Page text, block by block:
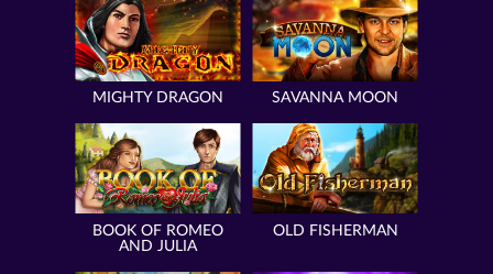
MIGHTY DRAGON SAVANNA MOON
BOOK OF ROMEO
AND JULIA
OLD FISHERMAN